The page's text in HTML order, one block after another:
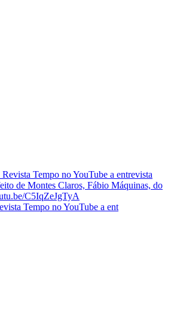
Tempo no YouTube a ent